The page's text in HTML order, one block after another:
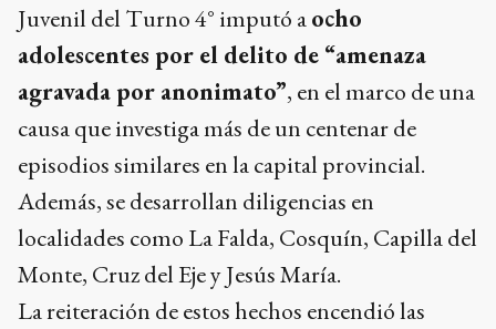
Juvenil del Turno 4° imputó aocho
adolescentes por el delito de “amenaza
agravada por anonimato”, en el marco de una
causa que investiga más de un centenar de
episodios similares en la capital provincial.
Además, se desarrollan diligencias en
localidades como La Falda, Cosquín, Capilla del
Monte, Cruz del Eje y Jesús María.
La reiteración de estos hechos encendió las